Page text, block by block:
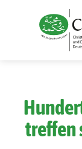
treffen